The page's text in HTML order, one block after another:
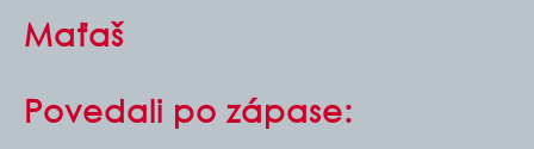
Maťaš
Povedali po zápase: